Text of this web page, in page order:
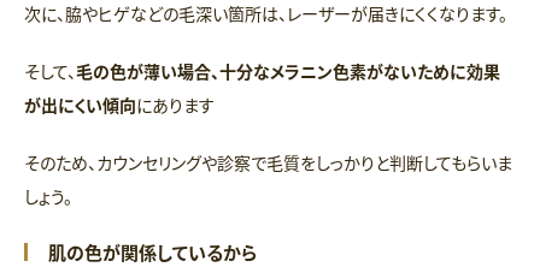
次に、脇やヒゲなどの毛深い箇所は、レーザーが届きにくくなります。
そして、毛の色が薄い場合、十分なメラニン色素がないために効果
が出にくい傾向にあります
そのため、カウンセリングや診察で毛質をしっかりと判断してもらいま
しょう。
肌の色が関係しているから